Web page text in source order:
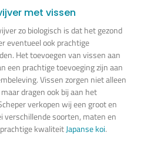
met vissen
zo biologisch is dat het gezond
eventueel ook prachtige
Het toevoegen van vissen aan
een prachtige toevoeging zijn aan
Vissen zorgen niet alleen
dragen ook bij aan het
verkopen wij een groot en
soorten, maten en
kwaliteitJapanse koi.